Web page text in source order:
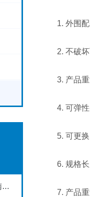
苏式月饼机全自动操作指南：从酥皮压制到成品出炉，一个人也能日产千枚
1. 外围配
2. 不破坏
3. 产品重
4. 可弹性
5. 可更换
6. 规格长
7. 产品重